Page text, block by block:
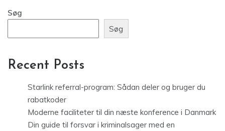
Søg
Søg
Recent Posts
Starlink referral-program: Sådan deler og bruger du
rabatkoder
Moderne faciliteter til din næste konference i Danmark
Din guide til forsvar i kriminalsager med en